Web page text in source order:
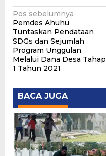
Navigasi
pos
Pos sebelumnya
Pemdes Ahuhu
Tuntaskan Pendataan
SDGs dan Sejumlah
Program Unggulan
Melalui Dana Desa Tahap
1 Tahun 2021
BACA JUGA